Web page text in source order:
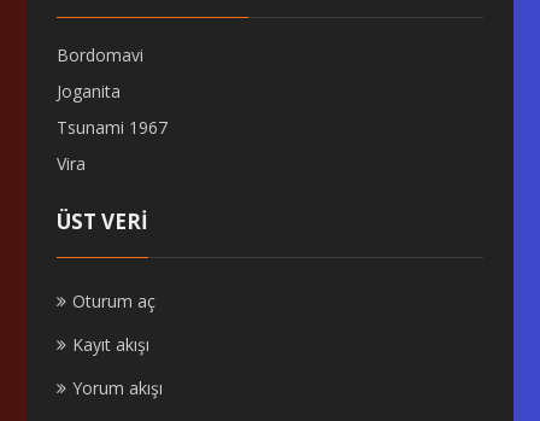
Bordomavi
Joganita
Tsunami 1967
Vira
ÜST VERI
Oturum aç
Kayıt akışı
Yorum akışı